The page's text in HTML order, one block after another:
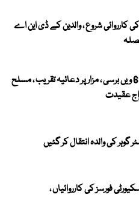
کارروائی شروع ، والدین کے ڈی این اے
میجر طفیل شہید کی 68 ویں برسی ، مزار پر دعائیہ تقریب ، مسلح
عقیدت
گوہر کی والدہ انتقال کر گئیں
فورسز کی کارروائیاں ،